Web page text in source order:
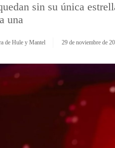
sin su única
una
de Hule y Mantel 29 de noviembre de